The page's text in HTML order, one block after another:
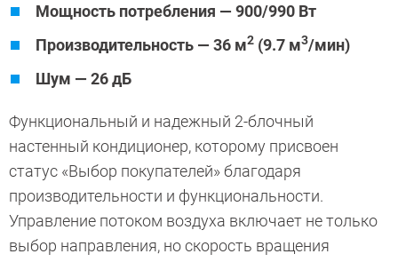
Мощность потребления — 900/990 Вт
Производительность — 36 м2 (9.7 м3/мин)
Шум — 26 дБ
Функциональный и надежный 2-блочный
настенный кондиционер, которому присвоен
статус «Выбор покупателей» благодаря
производительности и функциональности.
Управление потоком воздуха включает не только
выбор направления, но скорость вращения